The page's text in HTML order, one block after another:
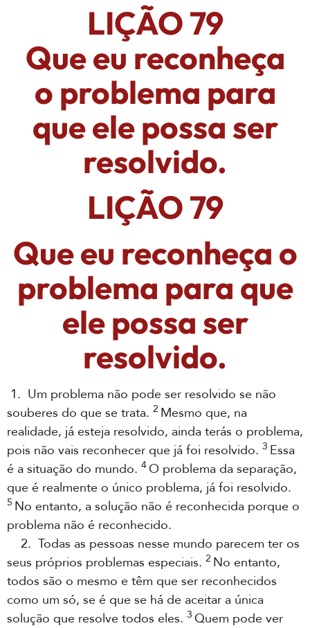
LIÇÃO 79
Que eu reconheça
o problema para
que ele possa ser
resolvido.
LIÇÃO 79
Que eu reconheça o
problema para que
ele possa ser
resolvido.
1. Um problema não pode ser resolvido se não
souberes do que se trata. 2 Mesmo que, na
realidade, já esteja resolvido, ainda terás o problema,
pois não vais reconhecer que já foi resolvido. 3 Essa
é a situação do mundo. 4O problema da separação,
que é realmente o único problema, já foi resolvido.
5 No entanto, a solução não é reconhecida porque o
problema não é reconhecido.
2. Todas as pessoas nesse mundo parecem ter os
seus próprios problemas especiais. 2 No entanto,
todos são o mesmo e têm que ser reconhecidos
como um só, se é que se há de aceitar a única
solução que resolve todos eles. 3 Quem pode ver